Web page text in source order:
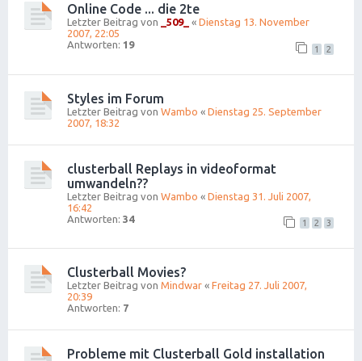
Online Code ... die 2te
Letzter Beitrag von _509_ « Dienstag 13. November
2007, 22:05
Antworten: 19 1 2
Styles im Forum
Letzter Beitrag von Wambo « Dienstag 25. September
2007, 18:32
clusterball Replays in videoformat
umwandeln??
Letzter Beitrag von Wambo « Dienstag 31. Juli 2007,
16:42
Antworten: 34 1 2 3
Clusterball Movies?
Letzter Beitrag von Mindwar « Freitag 27. Juli 2007,
20:39
Antworten: 7
Probleme mit Clusterball Gold installation